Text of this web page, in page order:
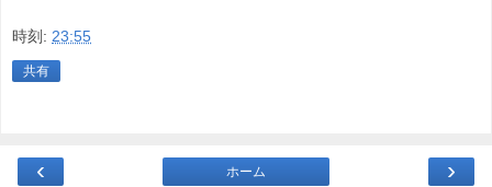
時刻: 23:55
共有
‹ ›
ホーム